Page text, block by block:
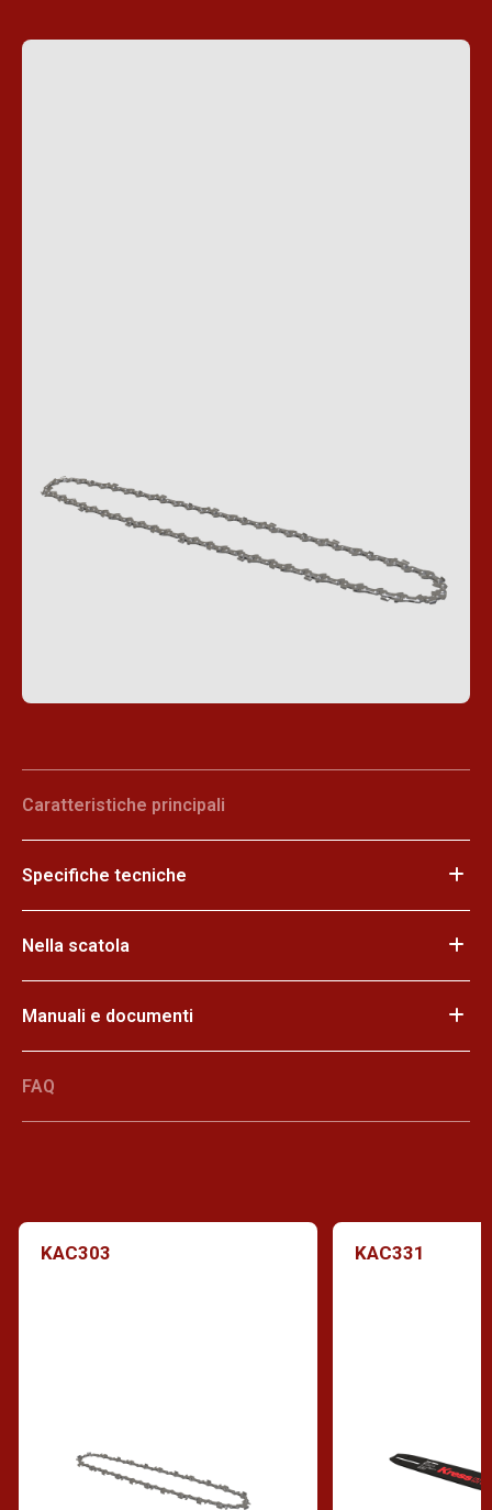
Caratteristiche principali
Specifiche tecniche
Nella scatola
Manuali e documenti
FAQ
KAC303 KAC331